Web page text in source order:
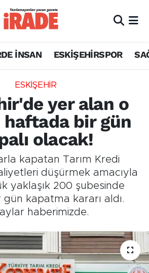
İNSAN ESKİŞEHİRSPOR
ESKİŞEHİR
yer alan o
bir gün
olacak!
kapatan Tarım Kredi
düşürmek amacıyla
yaklaşık 200 şubesinde
kapatma kararı aldı.
haberimizde.